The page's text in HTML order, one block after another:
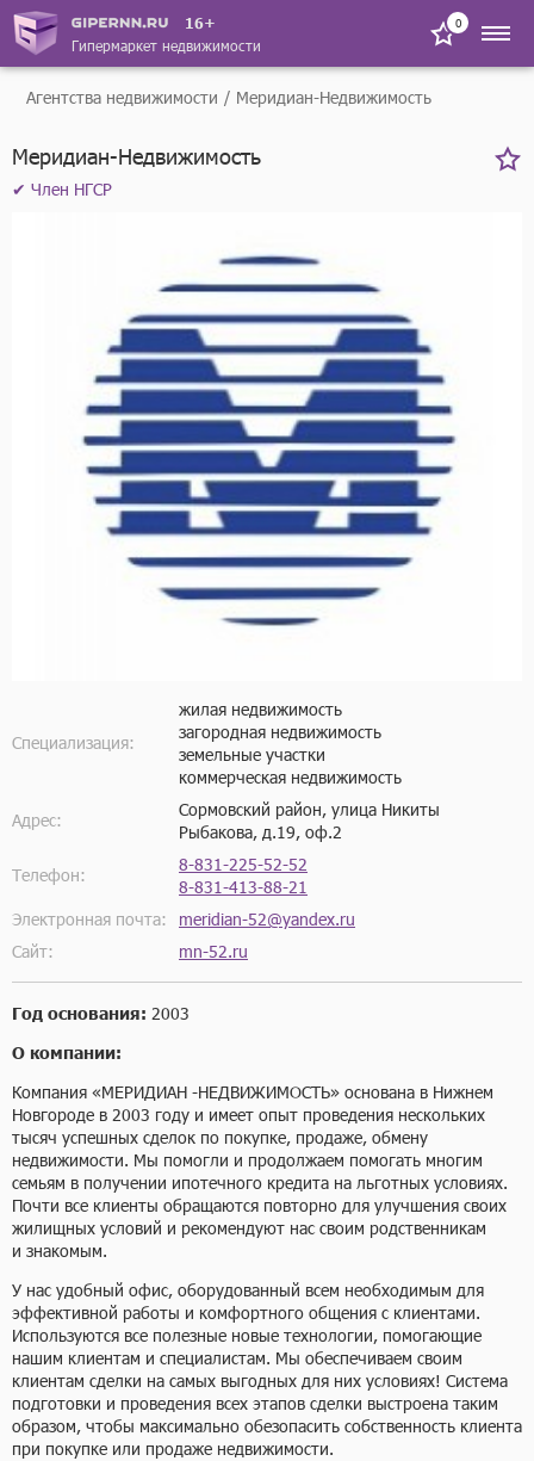
16+
Гипермаркет недвижимости
0
Агентства недвижимости Меридиан-Недвижимость
Меридиан-Недвижимость
✔ Член НГСР
Специализация:
жилая недвижимость
загородная недвижимость
земельные участки
коммерческая недвижимость
Адрес:
Сормовский район, улица Никиты
Рыбакова, д.19, оф.2
Телефон:
8-831-225-52-52
8-831-413-88-21
Электронная почта:
meridian-52@yandex.ru
Сайт:
mn-52.ru
Год основания: 2003
О компании:
Компания «МЕРИДИАН -НЕДВИЖИМОСТЬ» основана в Нижнем
Новгороде в 2003 году и имеет опыт проведения нескольких
тысяч успешных сделок по покупке, продаже, обмену
недвижимости. Мы помогли и продолжаем помогать многим
семьям в получении ипотечного кредита на льготных условиях.
Почти все клиенты обращаются повторно для улучшения своих
жилищных условий и рекомендуют нас своим родственникам
и знакомым.
У нас удобный офис, оборудованный всем необходимым для
эффективной работы и комфортного общения с клиентами.
Используются все полезные новые технологии, помогающие
нашим клиентам и специалистам. Мы обеспечиваем своим
клиентам сделки на самых выгодных для них условиях! Система
подготовки и проведения всех этапов сделки выстроена таким
образом, чтобы максимально обезопасить собственность клиента
при покупке или продаже недвижимости.